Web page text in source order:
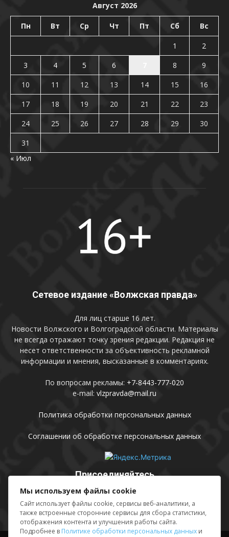
Август 2026
Пн Вт Ср Чт Пт Сб Вс
1
2
3
4 5 6 8
9
10
11 12 13 14 15
16
17
18 19 20 21 22
23
24
25 26 27 28 29
30
31
« Июл
Сетевое издание «Волжская правда»
Для лиц старше 16 лет.
Новости Волжского и Волгоградской области. Материалы
не всегда отражают точку зрения редакции. Редакция не
несет ответственности за объективность рекламной
информации и мнения, высказанные в комментариях.
По вопросам рекламы: +7-8443-777-020
e-mail: vlzpravda@mail.ru
Политика обработки персональных данных
Соглашении об обработке персональных данных
Присоединяйтесь
Мы используем файлы cookie
Сайт использует файлы cookie, сервисы веб-аналитики, а
также встроенные сторонние сервисы для сбора статистики,
отображения контента и улучшения работы сайта.
Подробнее в Политике обработки персональных данных и